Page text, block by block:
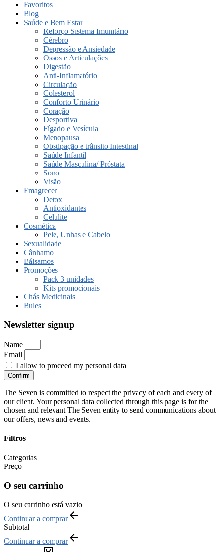
Favoritos
Blog
Saúde e Bem Estar
Reforço Sistema Imunitário
Cérebro
Depressão e Ansiedade
Ossos e Articulações
Digestão
Anti-Inflamatório
Circulação
Colesterol
Conforto Urinário
Coração
Desportiva
Fígado e Vesícula
Menopausa
Obstipação e trânsito Intestinal
Saúde Infantil
Saúde Masculina/ Próstata
Sono
Visão
Emagrecer
Detox
Antioxidantes
Celulite
Cosmética
Pele, Unhas e Cabelo
Sexualidade
Cânhamo
Bálsamos
Promoções
Pack 3 unidades
Kits promocionais
Chás Medicinais
Bules
Newsletter signup
Name
Email
I allow to proceed my personal data
Confirm
The Seven is committed to respect the privacy of each and every of
our client. Your personal data collected through this page is for the
chosen and relevant The Seven entity to send communications about
our offers, news and events.
Filtros
Categorias
Preço
O seu carrinho
O seu carrinho está vazio
Continuar a comprar
Subtotal
Continuar a comprar